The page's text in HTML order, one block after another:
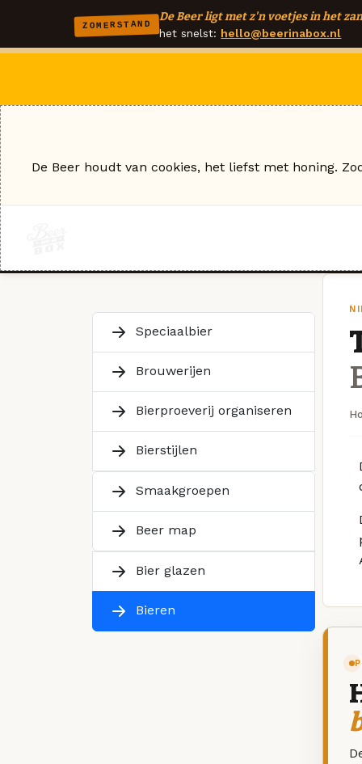
ZOMERSTAND
De Beer ligt met z'n voetjes in het
het snelst: hello@beerinabox.nl
Speciaalbier
Brouwerijen
Bierproeverij organiseren
Bierstijlen
Smaakgroepen
Beer map
Bier glazen
Bieren
De Beer houdt van cookies, het liefst met honing.